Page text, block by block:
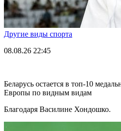
Другие виды спорта
08.08.26 22:45
Беларусь остается в топ-10
Европы по видным видам
Благодаря Василине Хондошко.